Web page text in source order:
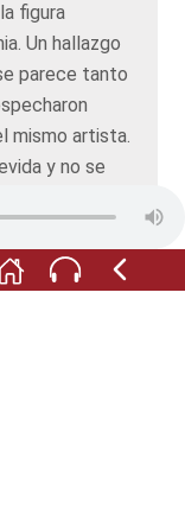
figura
Un hallazgo
parece tanto
mismo artista.
y no se
ni
de